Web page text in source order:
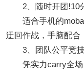
2、随时开团!10
适合手机的moba
迂回作战，手脑配合
3、团队公平竞技
凭实力carry全场